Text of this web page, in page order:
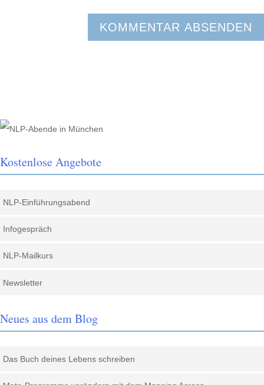
Kostenlose Angebote
NLP-Einführungsabend
Infogespräch
NLP-Mailkurs
Newsletter
Neues aus dem Blog
Das Buch deines Lebens schreiben